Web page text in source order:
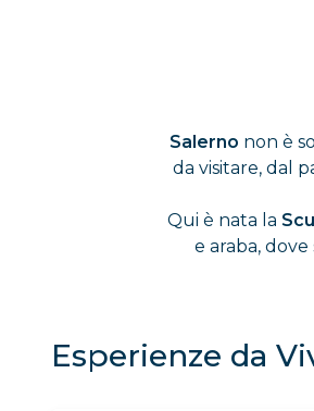
Salerno non è
da visitare, dal
Qui è nata la
e araba,
Esperienze da